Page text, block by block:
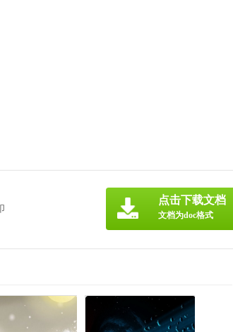
点击下载文档
文档为doc格式